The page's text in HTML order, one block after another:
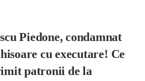
Piedone, condamnat
cu executare! Ce
patronii de la